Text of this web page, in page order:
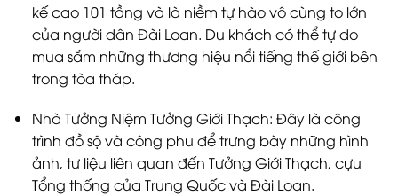
kế cao 101 tầng và là niềm tự hào vô cùng to lớn
của người dân Đài Loan. Du khách có thể tự do
mua sắm những thương hiệu nổi tiếng thế giới bên
trong tòa tháp.
Nhà Tưởng Niệm Tưởng Giới Thạch: Đây là công
trình đồ sộ và công phu để trưng bày những hình
ảnh, tư liệu liên quan đến Tưởng Giới Thạch, cựu
Tổng thống của Trung Quốc và Đài Loan.